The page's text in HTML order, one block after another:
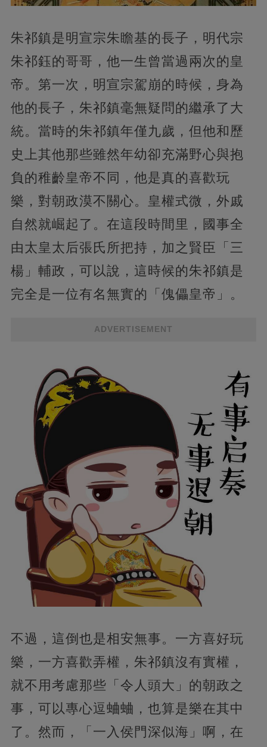
朱祁鎮是明宣宗朱瞻基的長子，明代宗
朱祁鈺的哥哥，他一生曾當過兩次的皇
帝。第一次，明宣宗駕崩的時候，身為
他的長子，朱祁鎮毫無疑問的繼承了大
統。當時的朱祁鎮年僅九歲，但他和歷
史上其他那些雖然年幼卻充滿野心與抱
負的稚齡皇帝不同，他是真的喜歡玩
樂，對朝政漠不關心。皇權式微，外戚
自然就崛起了。在這段時間里，國事全
由太皇太后張氏所把持，加之賢臣「三
楊」輔政，可以說，這時候的朱祁鎮是
完全是一位有名無實的「傀儡皇帝」。
ADVERTISEMENT
不過，這倒也是相安無事。一方喜好玩
樂，一方喜歡弄權，朱祁鎮沒有實權，
就不用考慮那些「令人頭大」的朝政之
事，可以專心逗蛐蛐，也算是樂在其中
了。然而，「一入侯門深似海」啊，在